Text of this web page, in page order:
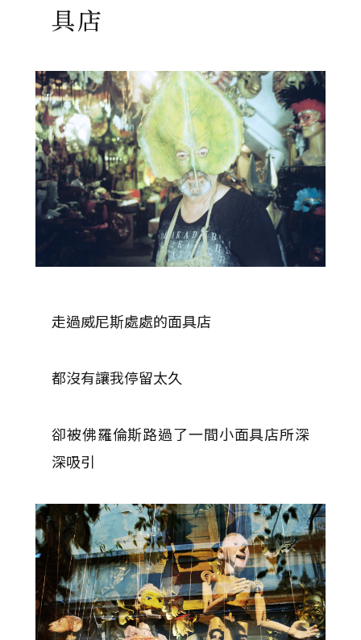
具店
走過威尼斯處處的面具店
都沒有讓我停留太久
卻被佛羅倫斯路過了一間小面具店所深
深吸引